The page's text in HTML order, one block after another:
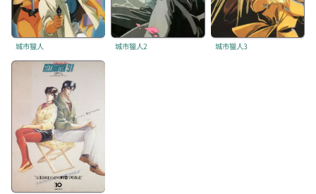
城市獵人 城市獵人2 城市獵人3